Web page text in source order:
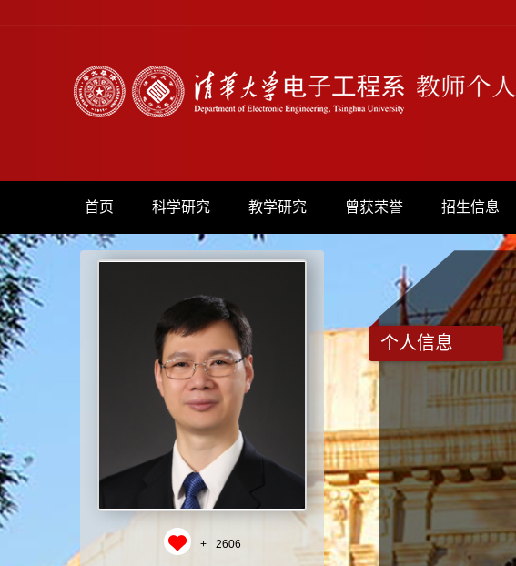
首页 科学研究 教学研究 曾获荣誉 招生信息
+ 2606
个人信息